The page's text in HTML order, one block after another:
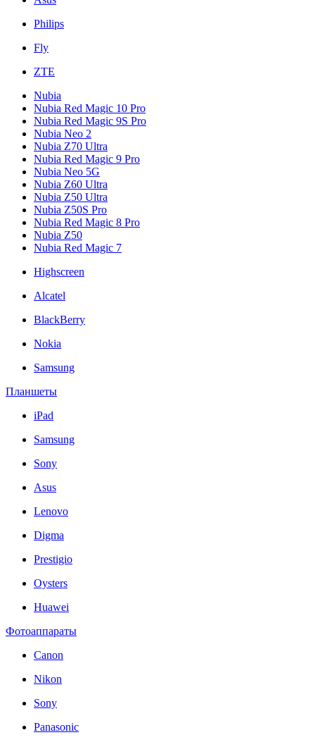
Philips
Fly
ZTE
Nubia
Nubia Red Magic 10 Pro
Nubia Red Magic 9S Pro
Nubia Neo 2
Nubia Z70 Ultra
Nubia Red Magic 9 Pro
Nubia Neo 5G
Nubia Z60 Ultra
Nubia Z50 Ultra
Nubia Z50S Pro
Nubia Red Magic 8 Pro
Nubia Z50
Nubia Red Magic 7
Highscreen
Alcatel
BlackBerry
Nokia
Samsung
Планшеты
iPad
Samsung
Sony
Asus
Lenovo
Digma
Prestigio
Oysters
Huawei
Фотоаппараты
Canon
Nikon
Sony
Panasonic